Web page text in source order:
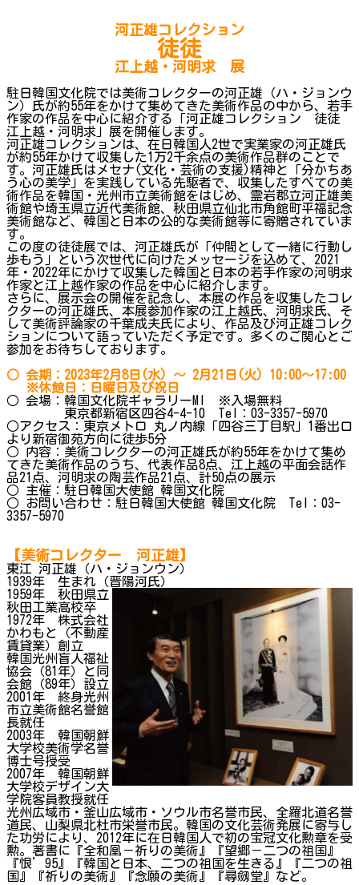
河正雄コレクション
徒徒
江上越・河明求 展
駐日韓国文化院では美術コレクターの河正雄（ハ・ジョンウ
ン）氏が約55年をかけて集めてきた美術作品の中から、若手
作家の作品を中心に紹介する「河正雄コレクション 徒徒
江上越・河明求」展を開催します。
河正雄コレクションは、在日韓国人2世で実業家の河正雄氏
が約55年かけて収集した1万2千余点の美術作品群のことで
す。河正雄氏はメセナ(文化・芸術の支援)精神と「分かちあ
う心の美学」を実践している先駆者で、収集したすべての美
術作品を韓国・光州市立美術館をはじめ、霊岩郡立河正雄美
術館や埼玉県立近代美術館、秋田県立仙北市角館町平福記念
美術館など、韓国と日本の公的な美術館等に寄贈されていま
す。
この度の徒徒展では、河正雄氏が「仲間として一緒に行動し
歩もう」という次世代に向けたメッセージを込めて、2021
年・2022年にかけて収集した韓国と日本の若手作家の河明求
作家と江上越作家の作品を中心に紹介します。
さらに、展示会の開催を記念し、本展の作品を収集したコレ
クターの河正雄氏、本展参加作家の江上越氏、河明求氏、そ
して美術評論家の千葉成夫氏により、作品及び河正雄コレク
ションについて語っていただく予定です。多くのご関心とご
参加をお待ちしております。
○ 会期：2023年2月8日(水) ～ 2月21日(火) 10:00～17:00
※休館日：日曜日及び祝日
○ 会場：韓国文化院ギャラリーMI ※入場無料
東京都新宿区四谷4-4-10 Tel：03-3357-5970
○アクセス：東京メトロ 丸ノ内線「四谷三丁目駅」1番出口
より新宿御苑方向に徒歩5分
○ 内容：美術コレクターの河正雄氏が約55年をかけて集め
てきた美術作品のうち、代表作品8点、江上越の平面会話作
品21点、河明求の陶芸作品21点、計50点の展示
○ 主催：駐日韓国大使館 韓国文化院
○ お問い合わせ：駐日韓国大使館 韓国文化院 Tel：03-
3357-5970
【美術コレクター 河正雄】
東江 河正雄（ハ・ジョンウン）
1939年 生まれ（晋陽河氏）
1959年 秋田県立
秋田工業高校卒
1972年 株式会社
かわもと（不動産
賃貸業）創立
韓国光州盲人福祉
協会（81年）と同
会館（89年）設立
2001年 終身光州
市立美術館名誉館
長就任
2003年 韓国朝鮮
大学校美術学名誉
博士号授受
2007年 韓国朝鮮
大学校デザイン大
学院客員教授就任
光州広域市・釜山広域市・ソウル市名誉市民、全羅北道名誉
道民、山梨県北杜市栄誉市民。韓国の文化芸術発展に寄与し
た功労により、2012年に在日韓国人で初の宝冠文化勲章を受
勲。著書に『全和凰－祈りの美術』『望郷－二つの祖国』
『恨’95』『韓国と日本、二つの祖国を生きる』『二つの祖
国』『祈りの美術』『念願の美術』『尋劔堂』など。